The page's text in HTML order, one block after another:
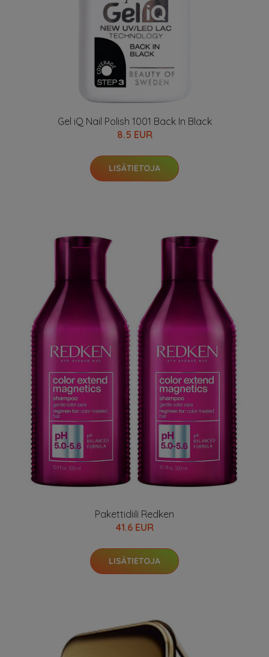
Gel iQ Nail Polish 1001 Back In Black
8.5 EUR
LISÄTIETOJA
Pakettidiili Redken
41.6 EUR
LISÄTIETOJA